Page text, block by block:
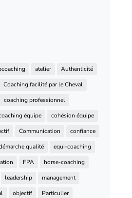
atelier
Authenticité
Coaching facilité par le Cheval
coaching professionnel
équipe
cohésion équipe
Communication
confiance
qualité
equi-coaching
FPA
horse-coaching
leadership
management
objectif
Particulier